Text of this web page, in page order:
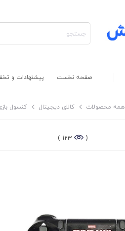
صفحه نخست پیشنهادات و
همه محصولات کالای دیجیتال کنسول
(
123 )